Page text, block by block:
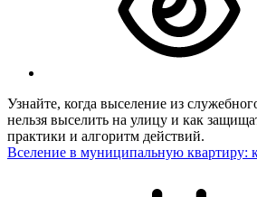
Узнайте, когда выселение из
нельзя выселить на улицу и как
практики и алгоритм действий.
Вселение в муниципальную квартиру: